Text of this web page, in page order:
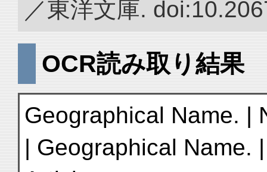
／東洋文庫.
OCR読み取り結果
Geographical Name. |
| Geographical Name.